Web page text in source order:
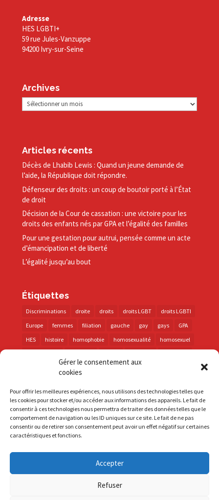
Gérer le consentement aux
cookies
Pour offrir les meilleures expériences, nous utilisons des technologies telles que
les cookies pour stocker et/ou accéder aux informations des appareils. Le fait de
consentir à ces technologies nous permettra de traiter des données telles que le
comportement de navigation ou les ID uniques sur ce site. Le fait de ne pas
consentir ou de retirer son consentement peut avoir un effet négatif sur certaines
caractéristiques et fonctions.
Accepter
Refuser
Adresse
HES LGBTI+
59 rue Jules-Vanzuppe
94200 Ivry-sur-Seine
Archives
Archives
Articles récents
Décès de Lhabib Lewis : Quand un jeune demande de
l’aide, la République doit répondre.
Défenseur des droits : un coup de boutoir porté à l’État
de droit
Décision de la Cour de cassation : une victoire pour les
droits des enfants nés par GPA et l’égalité des familles
Pour une gestation pour autrui, pensée comme un acte
d’émancipation et de liberté
L’égalité jusqu’au bout
Étiquettes
Discriminations droite droits droits LGBT
droits LGBTI
Europe
femmes filiation gauche gay gays
GPA
HES
histoire homophobie homosexualité
homosexuel
PMA police
prévention
santé
sida trans transphobie UE
Union européenne
vih
violences visibilité élections